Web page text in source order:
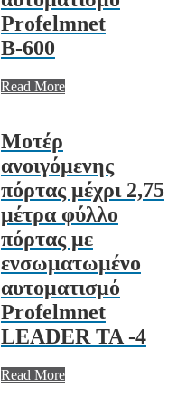
Profelmnet
Β-600
Read More
Μοτέρ
ανοιγόμενης
πόρτας μέχρι 2,75
μέτρα φύλλο
πόρτας με
ενσωματωμένο
αυτοματισμό
Profelmnet
LEADER TA -4
Read More